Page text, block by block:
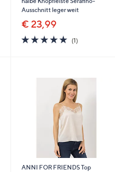
Ausschnitt leger weit
€ 23,99
5.0
von
(1)1
ANNI FOR FRIENDS Top